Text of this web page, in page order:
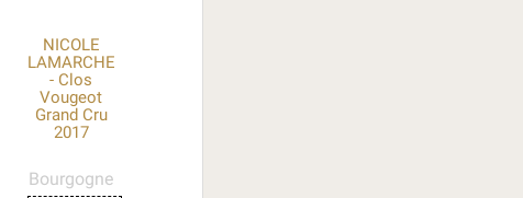
NICOLE
LAMARCHE
- Clos
Vougeot
Grand Cru
2017
Bourgogne